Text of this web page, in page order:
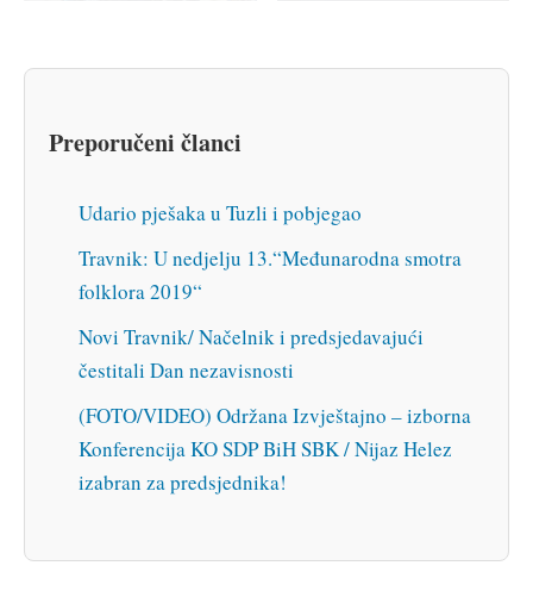
Preporučeni članci
Udario pješaka u Tuzli i pobjegao
Travnik: U nedjelju 13.“Međunarodna smotra
folklora 2019“
Novi Travnik/ Načelnik i predsjedavajući
čestitali Dan nezavisnosti
(FOTO/VIDEO) Održana Izvještajno – izborna
Konferencija KO SDP BiH SBK / Nijaz Helez
izabran za predsjednika!